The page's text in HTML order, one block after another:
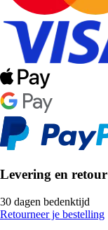
Levering en retour
30 dagen bedenktijd
Retourneer je bestelling